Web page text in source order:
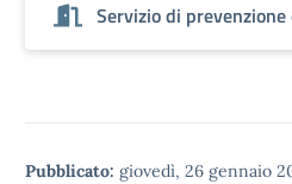
Servizio di
Pubblicato: giovedì, 26 gennaio